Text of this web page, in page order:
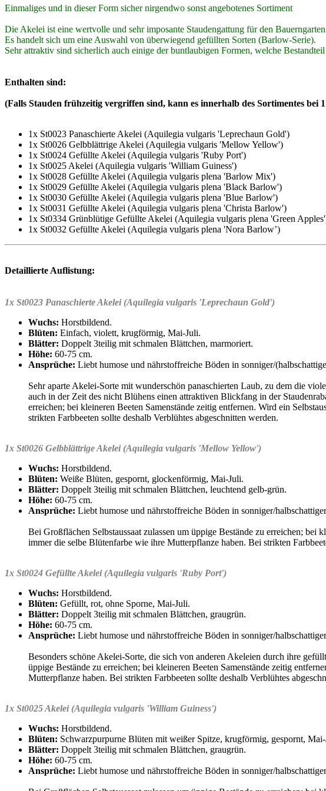
Einmaliges und in dieser Form sicher nirgendwo sonst angebotenes Sortiment
Die Akelei ist eine wertvolle und sehr imposante Staudengattung für den
Es handelt sich um eine Auswahl von überwiegend gefüllten Sorten (Barlow-Serie).
Sehr attraktiv sind sicherlich auch einige der buntlaubigen Formen, welche
Enthalten sind:
(Falls Stauden frühzeitig vergriffen sind, kann es innerhalb des Sortimentes bei
1x St0023 Panaschierte Akelei (Aquilegia vulgaris 'Leprechaun Gold')
1x St0026 Gelbblättrige Akelei (Aquilegia vulgaris 'Mellow Yellow')
1x St0024 Gefüllte Akelei (Aquilegia vulgaris 'Ruby Port')
1x St0025 Akelei (Aquilegia vulgaris 'William Guiness')
1x St0028 Gefüllte Akelei (Aquilegia vulgaris plena 'Barlow Mix')
1x St0029 Gefüllte Akelei (Aquilegia vulgaris plena 'Black Barlow')
1x St0030 Gefüllte Akelei (Aquilegia vulgaris plena 'Blue Barlow')
1x St0031 Gefüllte Akelei (Aquilegia vulgaris plena 'Christa Barlow')
1x St0334 Grünblütige Gefüllte Akelei (Aquilegia vulgaris plena 'Green
1x St0032 Gefüllte Akelei (Aquilegia vulgaris plena 'Nora Barlow’)
Detaillierte Auflistung:
1x St0023 Panaschierte Akelei (Aquilegia vulgaris 'Leprechaun Gold')
Wuchs: Horstbildend.
Blüten: Einfach, violett, krugförmig, Mai-Juli.
Blätter: Doppelt 3teilig mit schmalen Blättchen, marmoriert.
Höhe: 60-75 cm.
Ansprüche: Liebt humose und nährstoffreiche Böden in sonniger/
Sehr aparte Akelei-Sorte mit wunderschön panaschierten Laub, zu dem die
auch in der Zeit des nicht Blühens einen attraktiven Blickfang in der
erreichen; bei kleineren Beeten Samenstände zeitig entfernen. Wird ein
strikten Farbbeeten sollte deshalb Verblühtes abgeschnitten werden.
1x St0026 Gelbblättrige Akelei (Aquilegia vulgaris 'Mellow Yellow')
Wuchs: Horstbildend.
Blüten: Weiße Blüten, gespornt, glockenförmig, Mai-Juli.
Blätter: Doppelt 3teilig mit schmalen Blättchen, leuchtend gelb-grün.
Höhe: 60-75 cm.
Ansprüche: Liebt humose und nährstoffreiche Böden in sonniger/
Bei Großflächen Selbstaussaat zulassen um üppige Bestände zu erreichen; bei
immer die selbe Blütenfarbe wie ihre Mutterpflanze haben. Bei strikten
1x St0024 Gefüllte Akelei (Aquilegia vulgaris 'Ruby Port')
Wuchs: Horstbildend.
Blüten: Gefüllt, rot, ohne Sporne, Mai-Juli.
Blätter: Doppelt 3teilig mit schmalen Blättchen, graugrün.
Höhe: 60-75 cm.
Ansprüche: Liebt humose und nährstoffreiche Böden in sonniger/
Besonders schöne Akelei-Sorte, die sich von anderen Akeleien durch ihre
üppige Bestände zu erreichen; bei kleineren Beeten Samenstände zeitig
Mutterpflanze haben. Bei strikten Farbbeeten sollte deshalb Verblühtes
1x St0025 Akelei (Aquilegia vulgaris 'William Guiness')
Wuchs: Horstbildend.
Blüten: Schwarzpurpurne Blüten mit weißer Spitze, krugförmig, gespornt,
Blätter: Doppelt 3teilig mit schmalen Blättchen, graugrün.
Höhe: 60-75 cm.
Ansprüche: Liebt humose und nährstoffreiche Böden in sonniger/